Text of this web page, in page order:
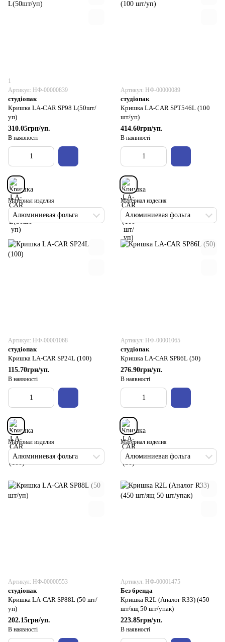
1
Артикул: НФ-00000839
студіопак
Кришка LA-CAR SP98 L(50шт/
уп)
310.05грн/уп.
В наявності
Материал изделия
Алюминиевая фольга
Артикул: НФ-00000089
студіопак
Кришка LA-CAR SPT546L (100
шт/уп)
414.60грн/уп.
В наявності
Материал изделия
Алюминиевая фольга
Артикул: НФ-00001068
студіопак
Кришка LA-САR SP24L (100)
115.70грн/уп.
В наявності
Материал изделия
Алюминиевая фольга
Артикул: НФ-00001065
студіопак
Кришка LA-САR SP86L (50)
276.90грн/уп.
В наявності
Материал изделия
Алюминиевая фольга
Артикул: НФ-00000553
студіопак
Кришка LA-САR SP88L (50 шт/
уп)
202.15грн/уп.
В наявності
Артикул: НФ-00001475
Без бренда
Кришка R2L (Аналог R33) (450
шт/ящ 50 шт/упак)
223.85грн/уп.
В наявності